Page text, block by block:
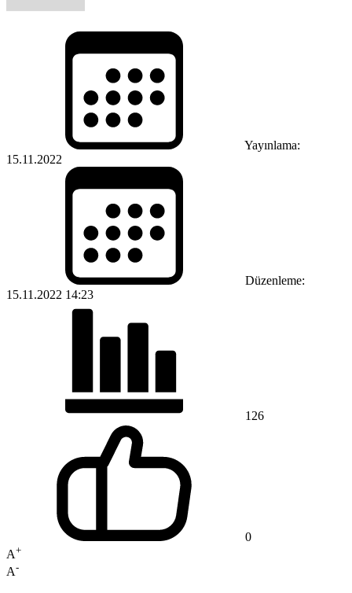
Yayınlama:
15.11.2022
Düzenleme:
15.11.2022 14:23
126
0
A+
A-